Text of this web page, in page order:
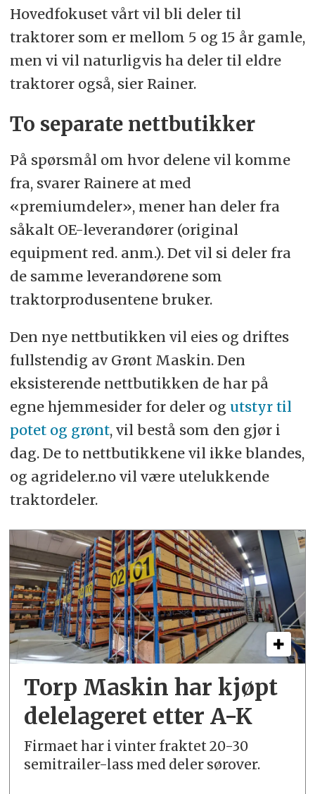
Hovedfokuset vårt vil bli deler til
traktorer som er mellom 5 og 15 år gamle,
men vi vil naturligvis ha deler til eldre
traktorer også, sier Rainer.
To separate nettbutikker
På spørsmål om hvor delene vil komme
fra, svarer Rainere at med
«premiumdeler», mener han deler fra
såkalt OE-leverandører (original
equipment red. anm.). Det vil si deler fra
de samme leverandørene som
traktorprodusentene bruker.
Den nye nettbutikken vil eies og driftes
fullstendig av Grønt Maskin. Den
eksisterende nettbutikken de har på
egne hjemmesider for deler og utstyr til
potet og grønt, vil bestå som den gjør i
dag. De to nettbutikkene vil ikke blandes,
og agrideler.no vil være utelukkende
traktordeler.
Torp Maskin har kjøpt
delelageret etter A-K
Firmaet har i vinter fraktet 20-30
semitrailer-lass med deler sørover.